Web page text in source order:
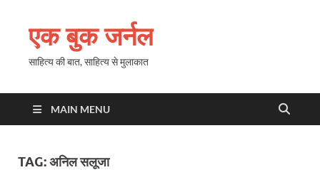
एक बुक जर्नल
साहित्य की बात, साहित्य से मुलाकात
MAIN MENU
TAG:अनिल सलूजा